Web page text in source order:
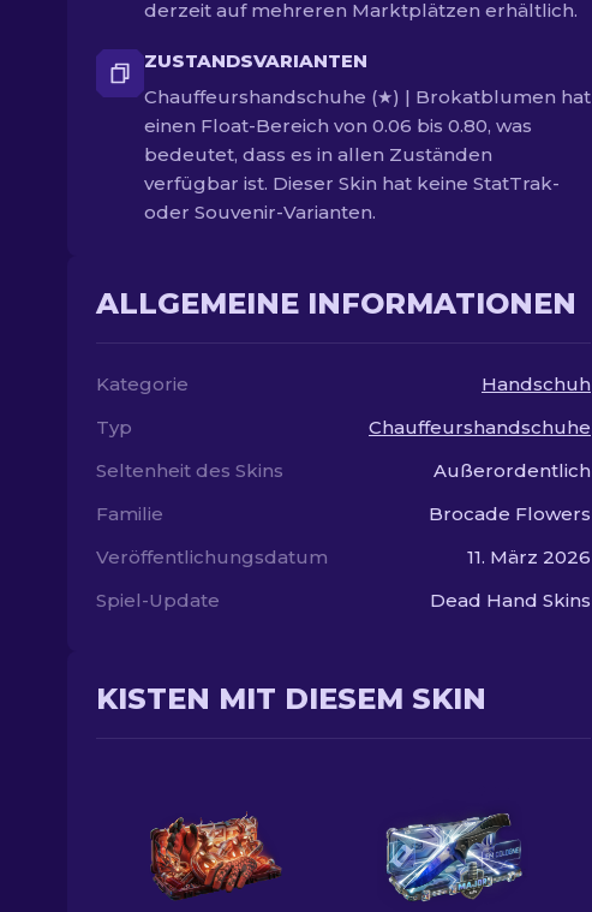
derzeit auf mehreren Marktplätzen erhältlich.
ZUSTANDSVARIANTEN
Chauffeurshandschuhe (★) | Brokatblumen hat
einen Float-Bereich von 0.06 bis 0.80, was
bedeutet, dass es in allen Zuständen
verfügbar ist. Dieser Skin hat keine StatTrak-
oder Souvenir-Varianten.
ALLGEMEINE INFORMATIONEN
Kategorie
Handschuh
Typ
Chauffeurshandschuhe
Seltenheit des Skins
Außerordentlich
Familie
Brocade Flowers
Veröffentlichungsdatum
11. März 2026
Spiel-Update
Dead Hand Skins
KISTEN MIT DIESEM SKIN